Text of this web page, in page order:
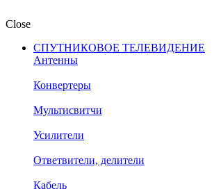
Close
СПУТНИКОВОЕ ТЕЛЕВИДЕНИЕ
Антенны
Конвертеры
Мультисвитчи
Усилители
Ответвители, делители
Кабель